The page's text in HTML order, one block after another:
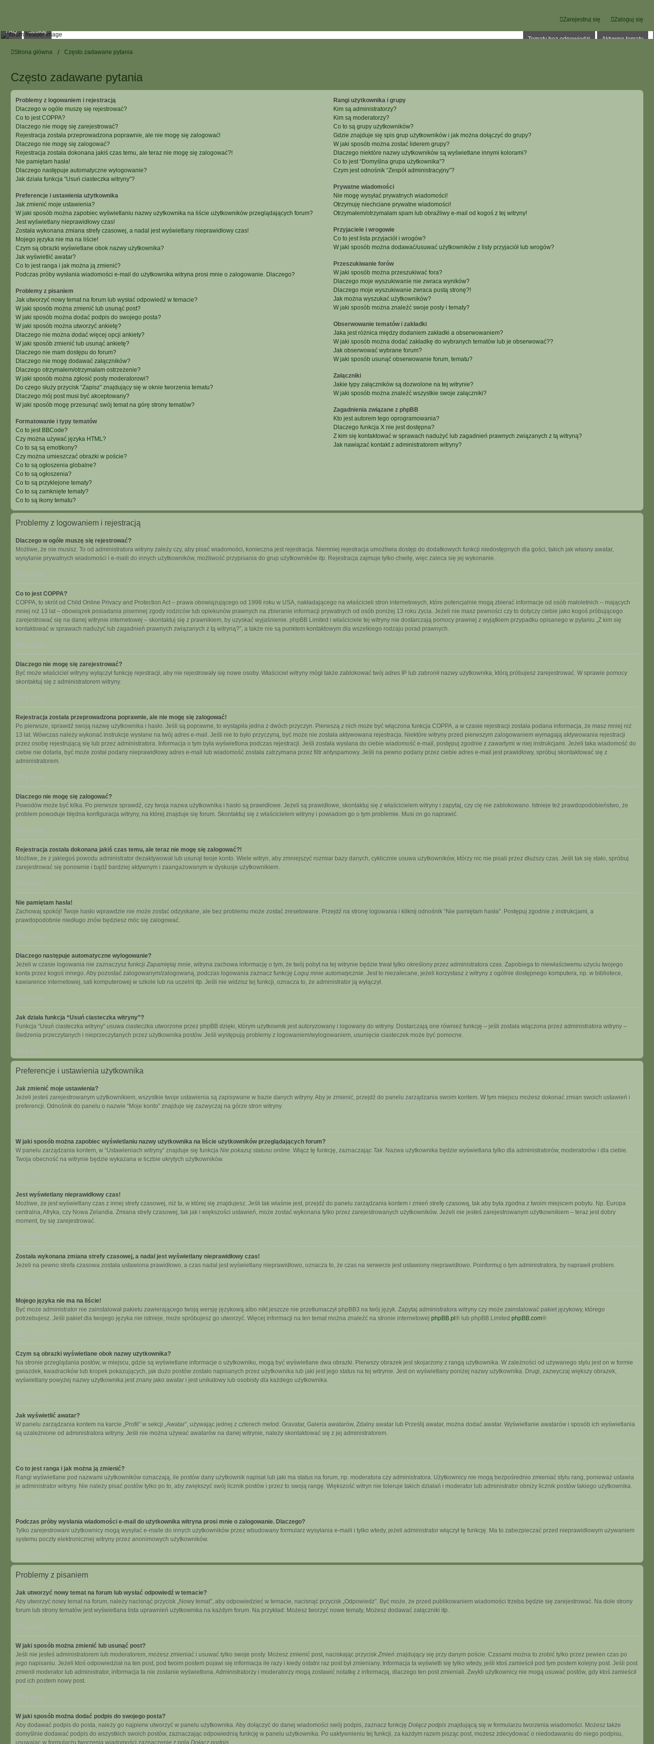
Zaloguj się
Zarejestruj się
Tematy bez odpowiedzi Aktywne tematy
FAQ Szukaj
Strona główna Często zadawane pytania
Często zadawane pytania
Problemy z logowaniem i rejestracją
Dlaczego w ogóle muszę się rejestrować?
Co to jest COPPA?
Dlaczego nie mogę się zarejestrować?
Rejestracja została przeprowadzona poprawnie, ale nie mogę się zalogować!
Dlaczego nie mogę się zalogować?
Rejestracja została dokonana jakiś czas temu, ale teraz nie mogę się zalogować?!
Nie pamiętam hasła!
Dlaczego następuje automatyczne wylogowanie?
Jak działa funkcja “Usuń ciasteczka witryny”?
Preferencje i ustawienia użytkownika
Jak zmienić moje ustawienia?
W jaki sposób można zapobiec wyświetlaniu nazwy użytkownika na liście użytkowników przeglądających forum?
Jest wyświetlany nieprawidłowy czas!
Została wykonana zmiana strefy czasowej, a nadal jest wyświetlany nieprawidłowy czas!
Mojego języka nie ma na liście!
Czym są obrazki wyświetlane obok nazwy użytkownika?
Jak wyświetlić awatar?
Co to jest ranga i jak można ją zmienić?
Podczas próby wysłania wiadomości e-mail do użytkownika witryna prosi mnie o zalogowanie. Dlaczego?
Problemy z pisaniem
Jak utworzyć nowy temat na forum lub wysłać odpowiedź w temacie?
W jaki sposób można zmienić lub usunąć post?
W jaki sposób można dodać podpis do swojego posta?
W jaki sposób można utworzyć ankietę?
Dlaczego nie można dodać więcej opcji ankiety?
W jaki sposób zmienić lub usunąć ankietę?
Dlaczego nie mam dostępu do forum?
Dlaczego nie mogę dodawać załączników?
Dlaczego otrzymałem/otrzymałam ostrzeżenie?
W jaki sposób można zgłosić posty moderatorowi?
Do czego służy przycisk “Zapisz” znajdujący się w oknie tworzenia tematu?
Dlaczego mój post musi być akceptowany?
W jaki sposób mogę przesunąć swój temat na górę strony tematów?
Formatowanie i typy tematów
Co to jest BBCode?
Czy można używać języka HTML?
Co to są są emotikony?
Czy można umieszczać obrazki w poście?
Co to są ogłoszenia globalne?
Co to są ogłoszenia?
Co to są przyklejone tematy?
Co to są zamknięte tematy?
Co to są ikony tematu?
Rangi użytkownika i grupy
Kim są administratorzy?
Kim są moderatorzy?
Co to są grupy użytkowników?
Gdzie znajduje się spis grup użytkowników i jak można dołączyć do grupy?
W jaki sposób można zostać liderem grupy?
Dlaczego niektóre nazwy użytkowników są wyświetlane innymi kolorami?
Co to jest “Domyślna grupa użytkownika”?
Czym jest odnośnik “Zespół administracyjny”?
Prywatne wiadomości
Nie mogę wysyłać prywatnych wiadomości!
Otrzymuję niechciane prywatne wiadomości!
Otrzymałem/otrzymałam spam lub obraźliwy e-mail od kogoś z tej witryny!
Przyjaciele i wrogowie
Co to jest lista przyjaciół i wrogów?
W jaki sposób można dodawać/usuwać użytkowników z listy przyjaciół lub wrogów?
Przeszukiwanie forów
W jaki sposób można przeszukiwać fora?
Dlaczego moje wyszukiwanie nie zwraca wyników?
Dlaczego moje wyszukiwanie zwraca pustą stronę?!
Jak można wyszukać użytkowników?
W jaki sposób można znaleźć swoje posty i tematy?
Obserwowanie tematów i zakładki
Jaka jest różnica między dodaniem zakładki a obserwowaniem?
W jaki sposób można dodać zakładkę do wybranych tematów lub je obserwować??
Jak obserwować wybrane forum?
W jaki sposób usunąć obserwowanie forum, tematu?
Załączniki
Jakie typy załączników są dozwolone na tej witrynie?
W jaki sposób można znaleźć wszystkie swoje załączniki?
Zagadnienia związane z phpBB
Kto jest autorem tego oprogramowania?
Dlaczego funkcja X nie jest dostępna?
Z kim się kontaktować w sprawach nadużyć lub zagadnień prawnych związanych z tą witryną?
Jak nawiązać kontakt z administratorem witryny?
Problemy z logowaniem i rejestracją
Dlaczego w ogóle muszę się rejestrować?
Możliwe, że nie musisz. To od administratora witryny zależy czy, aby pisać wiadomości, konieczna jest rejestracja. Niemniej rejestracja umożliwia dostęp do dodatkowych funkcji niedostępnych dla gości, takich jak własny awatar,
wysyłanie prywatnych wiadomości i e-maili do innych użytkowników, możliwość przypisania do grup użytkowników itp. Rejestracja zajmuje tylko chwilę, więc zaleca się jej wykonanie.
Na górę
Co to jest COPPA?
COPPA, to skrót od Child Online Privacy and Protection Act – prawa obowiązującego od 1998 roku w USA, nakładającego na właścicieli stron internetowych, które potencjalnie mogą zbierać informacje od osób małoletnich – mających
mniej niż 13 lat – obowiązek posiadania pisemnej zgody rodziców lub opiekunów prawnych na zbieranie informacji prywatnych od osób poniżej 13 roku życia. Jeżeli nie masz pewności czy to dotyczy ciebie jako kogoś próbującego
zarejestrować się na danej witrynie internetowej – skontaktuj się z prawnikiem, by uzyskać wyjaśnienie. phpBB Limited i właściciele tej witryny nie dostarczają pomocy prawnej z wyjątkiem przypadku opisanego w pytaniu „Z kim się
kontaktować w sprawach nadużyć lub zagadnień prawnych związanych z tą witryną?”, a także nie są punktem kontaktowym dla wszelkiego rodzaju porad prawnych.
Na górę
Dlaczego nie mogę się zarejestrować?
Być może właściciel witryny wyłączył funkcję rejestracji, aby nie rejestrowały się nowe osoby. Właściciel witryny mógł także zablokować twój adres IP lub zabronił nazwy użytkownika, którą próbujesz zarejestrować. W sprawie pomocy
skontaktuj się z administratorem witryny.
Na górę
Rejestracja została przeprowadzona poprawnie, ale nie mogę się zalogować!
Po pierwsze, sprawdź swoją nazwę użytkownika i hasło. Jeśli są poprawne, to wystąpiła jedna z dwóch przyczyn. Pierwszą z nich może być włączona funkcja COPPA, a w czasie rejestracji została podana informacja, że masz mniej niż
13 lat. Wówczas należy wykonać instrukcje wysłane na twój adres e-mail. Jeśli nie to było przyczyną, być może nie została aktywowana rejestracja. Niektóre witryny przed pierwszym zalogowaniem wymagają aktywowania rejestracji
przez osobę rejestrującą się lub przez administratora. Informacja o tym była wyświetlona podczas rejestracji. Jeśli została wysłana do ciebie wiadomość e-mail, postępuj zgodnie z zawartymi w niej instrukcjami. Jeżeli taka wiadomość do
ciebie nie dotarła, być może został podany nieprawidłowy adres e-mail lub wiadomość została zatrzymana przez filtr antyspamowy. Jeśli na pewno podany przez ciebie adres e-mail jest prawidłowy, spróbuj skontaktować się z
administratorem.
Na górę
Dlaczego nie mogę się zalogować?
Powodów może być kilka. Po pierwsze sprawdź, czy twoja nazwa użytkownika i hasło są prawidłowe. Jeżeli są prawidłowe, skontaktuj się z właścicielem witryny i zapytaj, czy cię nie zablokowano. Istnieje też prawdopodobieństwo, że
problem powoduje błędna konfiguracja witryny, na której znajduje się forum. Skontaktuj się z właścicielem witryny i powiadom go o tym problemie. Musi on go naprawić.
Na górę
Rejestracja została dokonana jakiś czas temu, ale teraz nie mogę się zalogować?!
Możliwe, że z jakiegoś powodu administrator dezaktywował lub usunął twoje konto. Wiele witryn, aby zmniejszyć rozmiar bazy danych, cyklicznie usuwa użytkowników, którzy nic nie pisali przez dłuższy czas. Jeśli tak się stało, spróbuj
zarejestrować się ponownie i bądź bardziej aktywnym i zaangażowanym w dyskusje użytkownikiem.
Na górę
Nie pamiętam hasła!
Zachowaj spokój! Twoje hasło wprawdzie nie może zostać odzyskane, ale bez problemu może zostać zresetowane. Przejdź na stronę logowania i kliknij odnośnik “Nie pamiętam hasła”. Postępuj zgodnie z instrukcjami, a
prawdopodobnie niedługo znów będziesz móc się zalogować.
Na górę
Dlaczego następuje automatyczne wylogowanie?
Jeżeli w czasie logowania nie zaznaczysz funkcji Zapamiętaj mnie, witryna zachowa informację o tym, że twój pobyt na tej witrynie będzie trwał tylko określony przez administratora czas. Zapobiega to niewłaściwemu użyciu twojego
konta przez kogoś innego. Aby pozostać zalogowanym/zalogowaną, podczas logowania zaznacz funkcję Loguj mnie automatycznie. Jest to niezalecane, jeżeli korzystasz z witryny z ogólnie dostępnego komputera, np. w bibliotece,
kawiarence internetowej, sali komputerowej w szkole lub na uczelni itp. Jeśli nie widzisz tej funkcji, oznacza to, że administrator ją wyłączył.
Na górę
Jak działa funkcja “Usuń ciasteczka witryny”?
Funkcja “Usuń ciasteczka witryny” usuwa ciasteczka utworzone przez phpBB dzięki, którym użytkownik jest autoryzowany i logowany do witryny. Dostarczają one również funkcję – jeśli została włączona przez administratora witryny –
śledzenia przeczytanych i nieprzeczytanych przez użytkownika postów. Jeśli występują problemy z logowaniem/wylogowaniem, usunięcie ciasteczek może być pomocne.
Na górę
Preferencje i ustawienia użytkownika
Jak zmienić moje ustawienia?
Jeżeli jesteś zarejestrowanym użytkownikiem, wszystkie twoje ustawienia są zapisywane w bazie danych witryny. Aby je zmienić, przejdź do panelu zarządzania swoim kontem. W tym miejscu możesz dokonać zmian swoich ustawień i
preferencji. Odnośnik do panelu o nazwie “Moje konto” znajduje się zazwyczaj na górze stron witryny.
W jaki sposób można zapobiec wyświetlaniu nazwy użytkownika na liście użytkowników przeglądających forum?
W panelu zarządzania kontem, w “Ustawieniach witryny” znajduje się funkcja Nie pokazuj statusu online. Włącz tę funkcję, zaznaczając Tak. Nazwa użytkownika będzie wyświetlana tylko dla administratorów, moderatorów i dla ciebie.
Twoja obecność na witrynie będzie wykazana w liczbie ukrytych użytkowników.
Jest wyświetlany nieprawidłowy czas!
Możliwe, że jest wyświetlany czas z innej strefy czasowej, niż ta, w której się znajdujesz. Jeśli tak właśnie jest, przejdź do panelu zarządzania kontem i zmień strefę czasową, tak aby była zgodna z twoim miejscem pobytu. Np. Europa
centralna, Afryka, czy Nowa Zelandia. Zmiana strefy czasowej, tak jak i większości ustawień, może zostać wykonana tylko przez zarejestrowanych użytkowników. Jeżeli nie jesteś zarejestrowanym użytkownikiem – teraz jest dobry
moment, by się zarejestrować.
Została wykonana zmiana strefy czasowej, a nadal jest wyświetlany nieprawidłowy czas!
Jeżeli na pewno strefa czasowa została ustawiona prawidłowo, a czas nadal jest wyświetlany nieprawidłowo, oznacza to, że czas na serwerze jest ustawiony nieprawidłowo. Poinformuj o tym administratora, by naprawił problem.
Mojego języka nie ma na liście!
Być może administrator nie zainstalował pakietu zawierającego twoją wersję językową albo nikt jeszcze nie przetłumaczył phpBB3 na twój język. Zapytaj administratora witryny czy może zainstalować pakiet językowy, którego
potrzebujesz. Jeśli pakiet dla twojego języka nie istnieje, może spróbujesz go utworzyć. Więcej informacji na ten temat można znaleźć na stronie internetowej phpBB.pl ® lub phpBB Limited phpBB.com®
Czym są obrazki wyświetlane obok nazwy użytkownika?
Na stronie przeglądania postów, w miejscu, gdzie są wyświetlane informacje o użytkowniku, mogą być wyświetlane dwa obrazki. Pierwszy obrazek jest skojarzony z rangą użytkownika. W zależności od używanego stylu jest on w formie
gwiazdek, kwadracików lub kropek pokazujących, jak dużo postów zostało napisanych przez użytkownika lub jaki jest jego status na tej witrynie. Jest on wyświetlany poniżej nazwy użytkownika. Drugi, zazwyczaj większy obrazek,
wyświetlany powyżej nazwy użytkownika jest znany jako awatar i jest unikatowy lub osobisty dla każdego użytkownika.
Jak wyświetlić awatar?
W panelu zarządzania kontem na karcie „Profil” w sekcji „Awatar”, używając jednej z czterech metod: Gravatar, Galeria awatarów, Zdalny awatar lub Prześlij awatar, można dodać awatar. Wyświetlanie awatarów i sposób ich wyświetlania
są uzależnione od administratora witryny. Jeśli nie można używać awatarów na danej witrynie, należy skontaktować się z jej administratorem.
Co to jest ranga i jak można ją zmienić?
Rangi wyświetlane pod nazwami użytkowników oznaczają, ile postów dany użytkownik napisał lub jaki ma status na forum, np. moderatora czy administratora. Użytkownicy nie mogą bezpośrednio zmieniać stylu rang, ponieważ ustawia
je administrator witryny. Nie należy pisać postów tylko po to, aby zwiększyć swój licznik postów i przez to swoją rangę. Większość witryn nie toleruje takich działań i moderator lub administrator obniży licznik postów takiego użytkownika.
Podczas próby wysłania wiadomości e-mail do użytkownika witryna prosi mnie o zalogowanie. Dlaczego?
Tylko zarejestrowani użytkownicy mogą wysyłać e-maile do innych użytkowników przez wbudowany formularz wysyłania e-maili i tylko wtedy, jeżeli administrator włączył tę funkcję. Ma to zabezpieczać przed nieprawidłowym używaniem
systemu poczty elektronicznej witryny przez anonimowych użytkowników.
Problemy z pisaniem
Jak utworzyć nowy temat na forum lub wysłać odpowiedź w temacie?
Aby utworzyć nowy temat na forum, należy nacisnąć przycisk „Nowy temat”, aby odpowiedzieć w temacie, nacisnąć przycisk „Odpowiedz”. Być może, że przed publikowaniem wiadomości trzeba będzie się zarejestrować. Na dole strony
forum lub strony tematów jest wyświetlana lista uprawnień użytkownika na każdym forum. Na przykład: Możesz tworzyć nowe tematy, Możesz dodawać załączniki itp.
Na górę
W jaki sposób można zmienić lub usunąć post?
Jeśli nie jesteś administratorem lub moderatorem, możesz zmieniać i usuwać tylko swoje posty. Możesz zmienić post, naciskając przycisk Zmień znajdujący się przy danym poście. Czasami można to zrobić tylko przez pewien czas po
jego napisaniu. Jeżeli ktoś odpowiedział na ten post, pod twoim postem pojawi się informacja ile razy i kiedy ostatni raz post był zmieniany. Informacja ta wyświetli się tylko wtedy, jeśli ktoś zamieścił pod tym postem kolejny post. Jeśli post
zmienił moderator lub administrator, informacja ta nie zostanie wyświetlona. Administratorzy i moderatorzy mogą zostawić notatkę z informacją, dlaczego ten post zmieniali. Zwykli użytkownicy nie mogą usuwać postów, gdy ktoś zamieścił
pod ich postem nowy post.
Na górę
W jaki sposób można dodać podpis do swojego posta?
Aby dodawać podpis do posta, należy go najpierw utworzyć w panelu użytkownika. Aby dołączyć do danej wiadomości swój podpis, zaznacz funkcję Dołącz podpis znajdującą się w formularzu tworzenia wiadomości. Możesz także
domyślnie dodawać podpis do wszystkich swoich postów, zaznaczając odpowiednią funkcję w panelu użytkownika. Po uaktywnieniu tej funkcji, za każdym razem pisząc post, możesz zdecydować o niedodawaniu do niego podpisu,
usuwając w formularzu tworzenia wiadomości zaznaczenie z pola Dołącz podpis